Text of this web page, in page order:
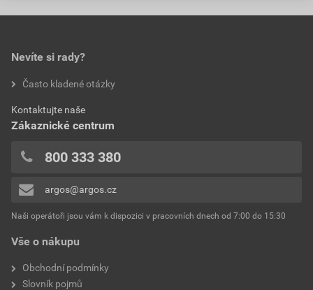
Vše o nákupu
Obchodní podmínky
Slovník pojmů
Nevíte si rady?
Často kladené otázky
Kontaktujte naše
Zákaznické centrum
800 333 380
argos@argos.cz
Naši operátoři jsou vám k dispozici v pracovních dnech od 7:00 do 15:30